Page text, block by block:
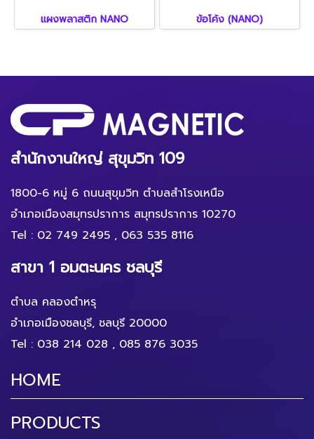
แผงพลาสติก NANO ข้อโค้ง (NANO)
สำนักงานใหญ่ สุขุมวิท 109
1800-6 หมู่ 6 ถนนสุขุมวิท ตำบลสำโรงเหนือ
อำเภอเมืองสมุทรปราการ สมุทรปราการ 10270
Tel : 02 749 2495 , 063 535 8116
สาขา 1 อมตะนคร ชลบุรี
ตำบล คลองตำหรุ
อำเภอเมืองชลบุรี, ชลบุรี 20000
Tel : 038 214 028 , 085 876 3035
HOME
PRODUCTS